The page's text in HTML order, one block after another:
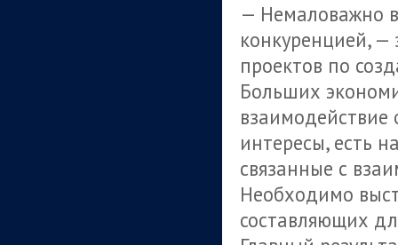
— Немаловажно
конкуренцией,
проектов по
Больших
интересы, есть
связанные с
Необходимо
составляющих